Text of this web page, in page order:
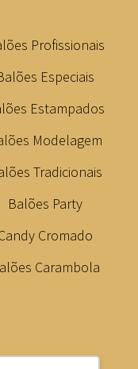
Profissionais
Especiais
Estampados
Modelagem
Tradicionais
Balões Party
Cromado
Carambola